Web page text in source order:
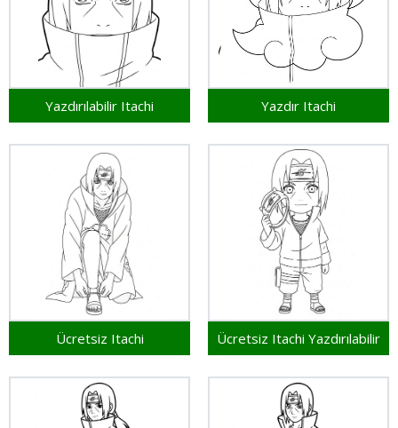
Yazdırılabilir Itachi Yazdır Itachi
Ücretsiz Itachi Ücretsiz Itachi Yazdırılabilir